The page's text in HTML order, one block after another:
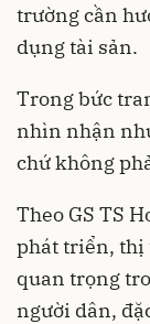
trường cần
dụng tài sản.
Trong bức
nhìn nhận
chứ không
Theo GS TS
phát triển, thị
quan trọng
người dân,